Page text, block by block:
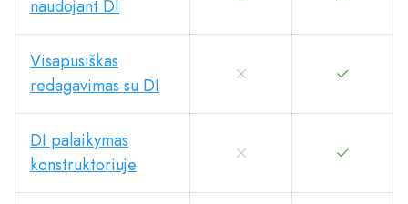
naudojant DI
Visapusiškas
redagavimas su DI
DI palaikymas
konstruktoriuje